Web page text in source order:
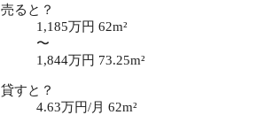
売ると？
1,185万円 62m²
〜
1,844万円 73.25m²
貸すと？
4.63万円/月 62m²